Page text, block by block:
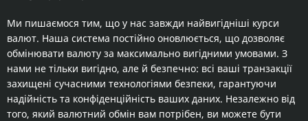
Ми пишаємося тим, що у нас завжди найвигідніші курси
валют. Наша система постійно оновлюється, що дозволяє
обмінювати валюту за максимально вигідними умовами. З
нами не тільки вигідно, але й безпечно: всі ваші транзакції
захищені сучасними технологіями безпеки, гарантуючи
надійність та конфіденційність ваших даних. Незалежно від
того, який валютний обмін вам потрібен, ви можете бути